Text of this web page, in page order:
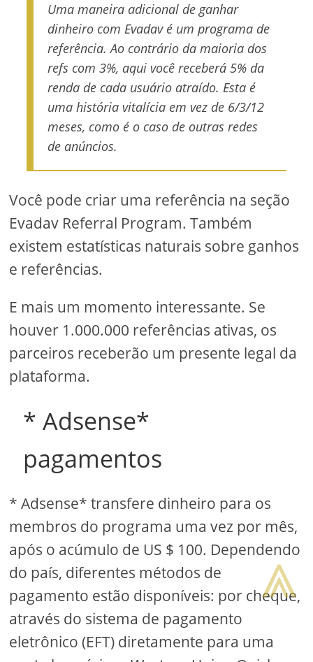
Uma maneira adicional de ganhar
dinheiro com Evadav é um programa de
referência. Ao contrário da maioria dos
refs com 3%, aqui você receberá 5% da
renda de cada usuário atraído. Esta é
uma história vitalícia em vez de 6/3/12
meses, como é o caso de outras redes
de anúncios.
Você pode criar uma referência na seção
Evadav Referral Program. Também
existem estatísticas naturais sobre ganhos
e referências.
E mais um momento interessante. Se
houver 1.000.000 referências ativas, os
parceiros receberão um presente legal da
plataforma.
* Adsense*
pagamentos
* Adsense* transfere dinheiro para os
membros do programa uma vez por mês,
após o acúmulo de US $ 100. Dependendo
do país, diferentes métodos de
pagamento estão disponíveis: por cheque,
através do sistema de pagamento
eletrônico (EFT) diretamente para uma
⩓